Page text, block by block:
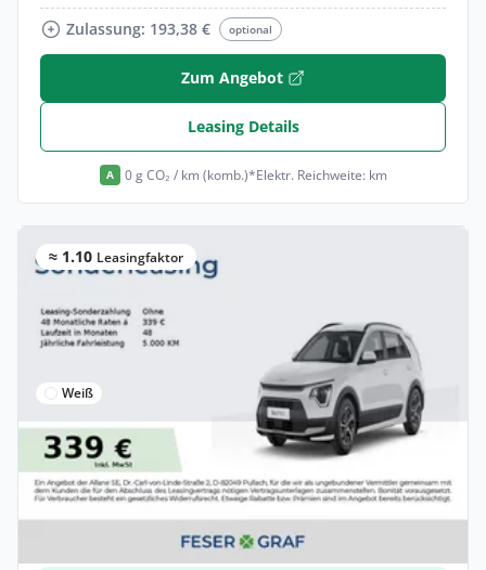
Zulassung: 193,38 €
optional
Zum Angebot
Leasing Details
A 0 g CO₂ / km (komb.)*Elektr. Reichweite: km
≈ 1.10 Leasingfaktor
Weiß
Gewerbe & Privat
Kia Niro 1.6 GDI HEV ED7 Navi Klima